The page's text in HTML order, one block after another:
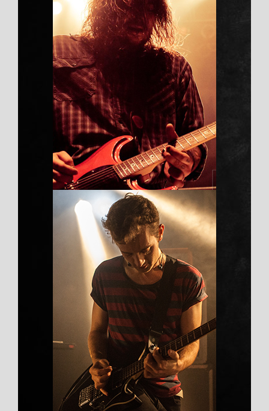
Duis aute irure dolor
水处理胶作为净水过滤系统的核心辅助
材料，其功能已从单纯粘接升级为 “密
封 + 防腐 + 环保 + 长效稳定” 的多维
度支撑，广泛应用于滤膜封装、管道连
接、阀门密封等关键环节。根据 GEP
Research 2026 年报告，2025 年全球
水处理粘合剂市场规模达 48 亿美元，
中国占比 35%，其中净水过滤领域贡
献 22% 需求，预计 2026-2030 年复
合年增长率维持 8.2%，高于全球平均
水平 6.5%，2030 年市场规模将实现
倍增。
乐泰医用针头粘接无
影UV胶水
Duis aute irure dolor
8 、大面积粘接时建议用低粘度产品。
条件具备的情况下，最好购置真空设
备，在真空环境中贴合，以便去除气
泡、提高成品率；